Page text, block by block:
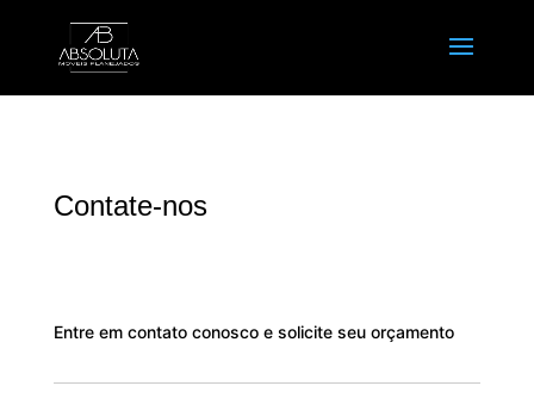
Contate-nos
Entre em contato conosco e solicite seu orçamento